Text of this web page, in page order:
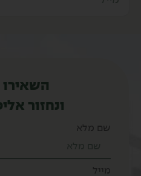
השאירו
ונחזור
שם מלא
מייל